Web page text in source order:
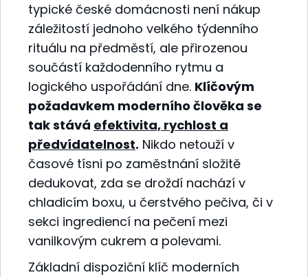
typické české domácnosti není nákup
záležitostí jednoho velkého týdenního
rituálu na předměstí, ale přirozenou
součástí každodenního rytmu a
logického uspořádání dne. Klíčovým
požadavkem moderního člověka se
tak stává efektivita, rychlost a
předvídatelnost. Nikdo netouží v
časové tísni po zaměstnání složitě
dedukovat, zda se droždí nachází v
chladicím boxu, u čerstvého pečiva, či v
sekci ingrediencí na pečení mezi
vanilkovým cukrem a polevami.
Základní dispoziční klíč moderních